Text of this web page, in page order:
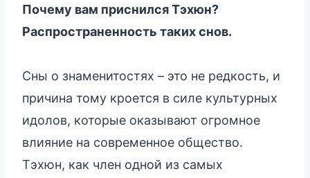
Почему вам приснился Тэхюн?
Распространенность таких снов.
Сны о знаменитостях – это не редкость, и
причина тому кроется в силе культурных
идолов, которые оказывают огромное
влияние на современное общество.
Тэхюн, как член одной из самых